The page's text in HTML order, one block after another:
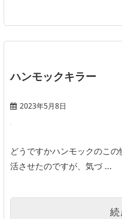
ハンモックキラー
2023年5月8日
どうですかハンモックのこ
活させたのですが、気づ ...
続